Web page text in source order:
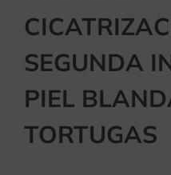
SEGUNDA
PIEL
TORTUGAS